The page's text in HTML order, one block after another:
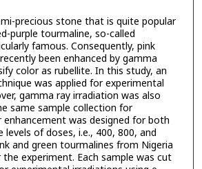
precious stone that is quite popular
purple tourmaline, so-called
famous. Consequently, pink
been enhanced by gamma
color as rubellite. In this study, an
was applied for experimental
gamma ray irradiation was also
same sample collection for
enhancement was designed for both
of doses, i.e., 400, 800, and
and green tourmalines from Nigeria
experiment. Each sample was cut